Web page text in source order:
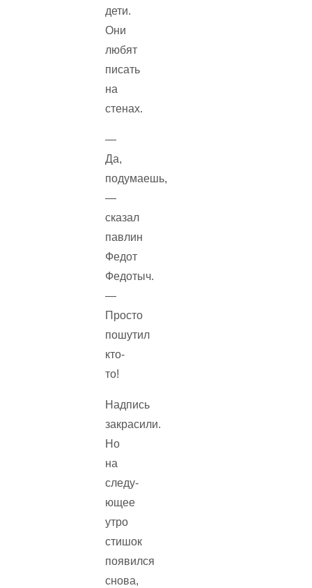
дети.
Они
любят
писать
на
стенах.
—
Да,
подумаешь,
—
сказал
павлин
Федот
Федотыч.
—
Просто
пошутил
кто-
то!
Надпись
закрасили.
Но
на
следу­
ющее
утро
стишок
появился
снова,